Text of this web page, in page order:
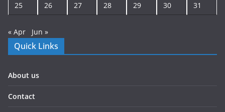
25 26 27 28 29 30 31
« Apr Jun »
Quick Links
About us
Contact